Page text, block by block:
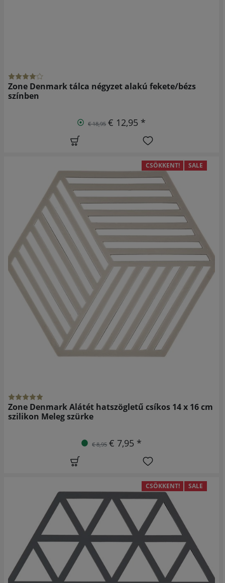
Zone Denmark tálca négyzet alakú fekete/bézs
színben
€ 18,95 € 12,95 *
CSÖKKENT! SALE
Zone Denmark Alátét hatszögletű csíkos 14 x 16 cm
szilikon Meleg szürke
€ 8,95 € 7,95 *
CSÖKKENT! SALE